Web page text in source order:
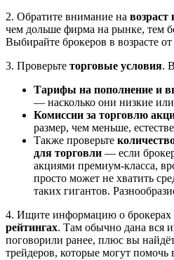
2. Обратите внимание на
чем дольше фирма на рынке, тем
Выбирайте брокеров в возрасте
3. Проверьте торговые условия.
Тарифы на пополнение и
— насколько они низкие
Комиссии за торговлю
размер, чем меньше,
Также проверьте
для торговли — если брокер
акциями премиум-класса,
просто может не хватить
таких гигантов.
4. Ищите информацию о брокерах
рейтингах. Там обычно дана вся
поговорили ранее, плюс вы
трейдеров, которые могут помочь